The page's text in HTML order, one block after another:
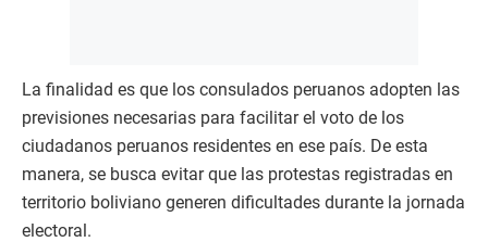
La finalidad es que los consulados peruanos adopten las
previsiones necesarias para facilitar el voto de los
ciudadanos peruanos residentes en ese país. De esta
manera, se busca evitar que las protestas registradas en
territorio boliviano generen dificultades durante la jornada
electoral.